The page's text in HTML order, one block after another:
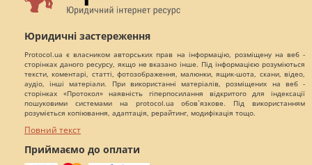
Юридичні застереження
Protocol.ua є власником авторських прав на інформацію, розміщену на веб -
сторінках даного ресурсу, якщо не вказано інше. Під інформацією розуміються
тексти, коментарі, статті, фотозображення, малюнки, ящик-шота, скани, відео,
аудіо, інші матеріали. При використанні матеріалів, розміщених на веб -
сторінках «Протокол» наявність гіперпосилання відкритого для індексації
пошуковими системами на protocol.ua обов`язкове. Під використанням
розуміється копіювання, адаптація, рерайтинг, модифікація тощо.
Повний текст
Приймаємо до оплати